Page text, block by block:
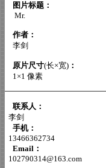
图片标题：
Mr.
作者：
李剑
原片尺寸(长×宽) ：
1×1 像素
联系人：
李剑
手机：
13466362734
Email：
102790314@163.com